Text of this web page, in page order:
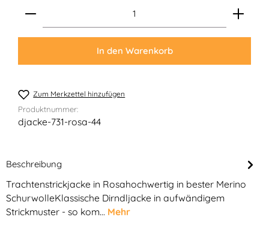
Produkt Anzahl: Gib den gewünschten Wert ein
In den Warenkorb
Zum Merkzettel hinzufügen
Produktnummer:
djacke-731-rosa-44
Beschreibung
Trachtenstrickjacke in Rosahochwertig in bester Merino
SchurwolleKlassische Dirndljacke in aufwändigem
Strickmuster - so kom… Mehr